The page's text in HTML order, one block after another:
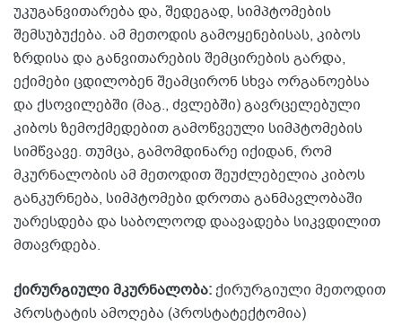
უკუგანვითარება და, შედეგად, სიმპტომების
შემსუბუქება. ამ მეთოდის გამოყენებისას, კიბოს
ზრდისა და განვითარების შემცირების გარდა,
ექიმები ცდილობენ შეამცირონ სხვა ორგანოებსა
და ქსოვილებში (მაგ., ძვლებში) გავრცელებული
კიბოს ზემოქმედებით გამოწვეული სიმპტომების
სიმწვავე. თუმცა, გამომდინარე იქიდან, რომ
მკურნალობის ამ მეთოდით შეუძლებელია კიბოს
განკურნება, სიმპტომები დროთა განმავლობაში
უარესდება და საბოლოოდ დაავადება სიკვდილით
მთავრდება.
ქირურგიული მკურნალობა:ქირურგიული მეთოდით
პროსტატის ამოღება (პროსტატექტომია)